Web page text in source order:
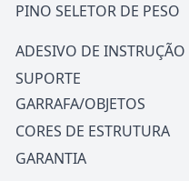
PINO SELETOR DE PESO
ADESIVO DE INSTRUÇÃO
SUPORTE
GARRAFA/OBJETOS
CORES DE ESTRUTURA
GARANTIA